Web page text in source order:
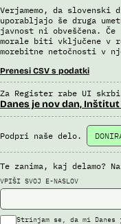
Viri:
Brošura 60 let
Odgovor na zahtevek za
Verjamemo, da
uporabljajo še druga
javnost ni obveščena.
morale biti vključene v
morebitne netočnosti v
Prenesi CSV s podatki
Za Register rabe UI skrbi
Danes je nov dan,
Podpri naše delo.
Te zanima, kaj delamo?
VPIŠI SVOJ E-NASLOV
Strinjam se, da mi